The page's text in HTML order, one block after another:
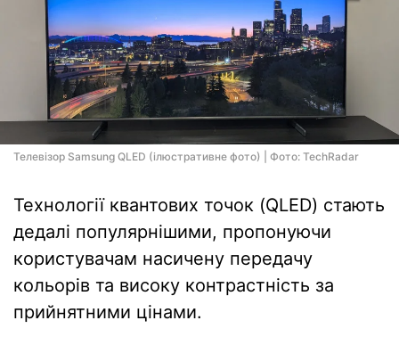
Телевізор Samsung QLED (ілюстративне фото) | Фото: TechRadar
Технології квантових точок (QLED) стають
дедалі популярнішими, пропонуючи
користувачам насичену передачу
кольорів та високу контрастність за
прийнятними цінами.